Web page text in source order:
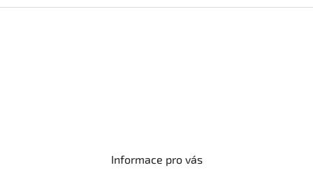
Informace pro vás